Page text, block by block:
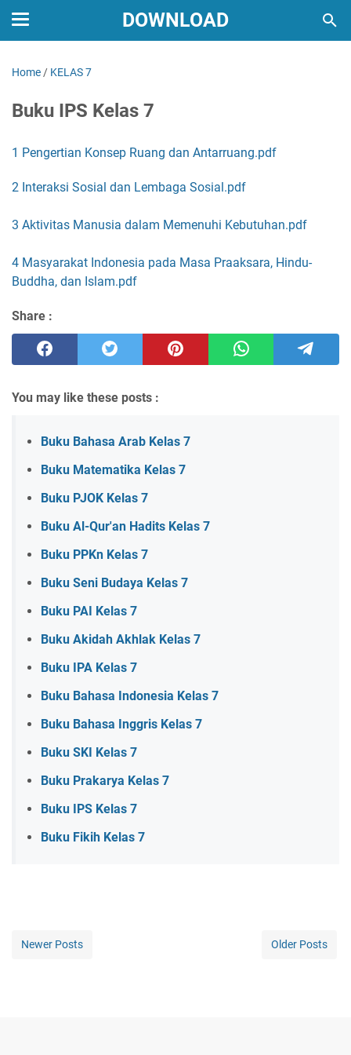
DOWNLOAD
Home / KELAS 7
Buku IPS Kelas 7
1 Pengertian Konsep Ruang dan Antarruang.pdf
2 Interaksi Sosial dan Lembaga Sosial.pdf
3 Aktivitas Manusia dalam Memenuhi Kebutuhan.pdf
4 Masyarakat Indonesia pada Masa Praaksara, Hindu-
Buddha, dan Islam.pdf
Share :
You may like these posts :
Buku Bahasa Arab Kelas 7
Buku Matematika Kelas 7
Buku PJOK Kelas 7
Buku Al-Qur'an Hadits Kelas 7
Buku PPKn Kelas 7
Buku Seni Budaya Kelas 7
Buku PAI Kelas 7
Buku Akidah Akhlak Kelas 7
Buku IPA Kelas 7
Buku Bahasa Indonesia Kelas 7
Buku Bahasa Inggris Kelas 7
Buku SKI Kelas 7
Buku Prakarya Kelas 7
Buku IPS Kelas 7
Buku Fikih Kelas 7
Newer Posts Older Posts